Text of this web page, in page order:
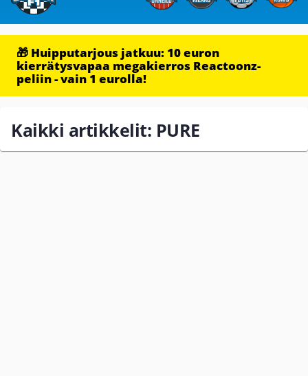
🎁 Huipputarjous jatkuu: 10 euron
kierrätysvapaa megakierros Reactoonz-
peliin - vain 1 eurolla!
Kaikki artikkelit: PURE